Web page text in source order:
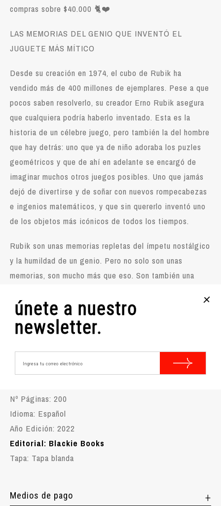
compras sobre $40.000 🐈❤️
LAS MEMORIAS DEL GENIO QUE INVENTÓ EL
JUGUETE MÁS MÍTICO
Desde su creación en 1974, el cubo de Rubik ha
vendido más de 400 millones de ejemplares. Pese a que
pocos saben resolverlo, su creador Erno Rubik asegura
que cualquiera podría haberlo inventado. Esta es la
historia de un célebre juego, pero también la del hombre
que hay detrás: uno que ya de niño adoraba los puzles
geométricos y que de ahí en adelante se encargó de
imaginar muchos otros juegos posibles. Uno que jamás
dejó de divertirse y de soñar con nuevos rompecabezas
e ingenios matemáticos, y que sin quererlo inventó uno
de los objetos más icónicos de todos los tiempos.
Rubik son unas memorias repletas del ímpetu nostálgico
y la humildad de un genio. Pero no solo son unas
memorias, son mucho más que eso. Son también una
paciente e imperfecto arte de la invención, y una
invitación al acto más puro y creativo de todos: jugar.
minutos
Nº Páginas: 200
Idioma: Español
Año Edición: 2022
Editorial: Blackie Books
Tapa: Tapa blanda
Medios de pago
+
únete a nuestro
newsletter.